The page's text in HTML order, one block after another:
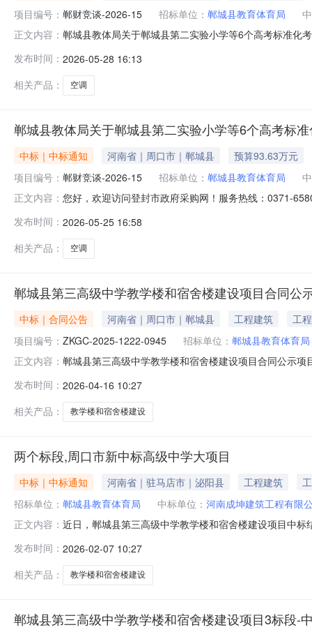
项目编号： 郸财竞谈-2026-15 招标单位： 郸城县教育体育局
正文内容： 郸城县教体局关于郸城县第二实验小学等6个高考标准化
府采购网》《周口市公共资源交易中心网》郸城县教体
个高考标准化考点空调
发布时间： 2026-05-28 16:13
相关产品：
空调
郸城县教体局关于郸城县第二实验小学等6个高考标
中标｜中标通知 河南省｜周口市｜郸城县
预算93.63万元
项目编号： 郸财竞谈-2026-15 招标单位： 郸城县教育体育局
正文内容： 您好，欢迎访问登封市政府采购网！服务热线：0371-
4100000057备案号：地址：河南省郑州市经三路25号
发布时间： 2026-05-25 16:58
相关产品：
空调
郸城县第三高级中学教学楼和宿舍楼建设项目合同公
中标｜合同公告 河南省｜周口市｜郸城县 工程建筑
工程
项目编号： ZKGC-2025-1222-0945 招标单位： 郸城县教育体育局
正文内容： 郸城县第三高级中学教学楼和宿舍楼建设项目合同公示
扫描3标.pdf
发布时间： 2026-04-16 10:27
相关产品：
教学楼和宿舍楼建设
两个标段,周口市新中标高级中学大项目
中标｜中标通知 河南省｜驻马店市｜泌阳县 工程建筑
招标单位： 郸城县教育体育局 中标单位： 河南成坤建筑工程有限
正文内容： 近日，郸城县第三高级中学教学楼和宿舍楼建设项目中
设单位为郸城县教育体育局，选址精准落于郸城县文化
现有设施的高效衔接，避免对周边环境及学校正常教
发布时间： 2026-02-07 10:27
相关产品：
教学楼和宿舍楼建设
郸城县第三高级中学教学楼和宿舍楼建设项目3标段-